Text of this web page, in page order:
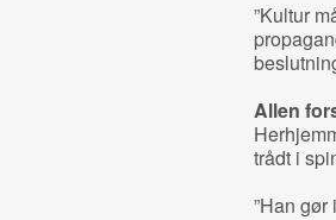
”Kultur
Allen
trådt i
”Han gør